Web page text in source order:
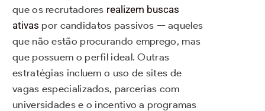
que os recrutadores realizem buscas
ativas por candidatos passivos — aqueles
que não estão procurando emprego, mas
que possuem o perfil ideal. Outras
estratégias incluem o uso de sites de
vagas especializados, parcerias com
universidades e o incentivo a programas